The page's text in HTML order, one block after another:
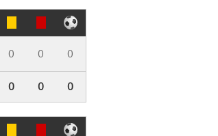
0 0 0
0 0 0